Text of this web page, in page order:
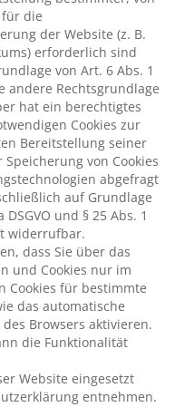
die
der Website (z. B.
erforderlich sind
von Art. 6 Abs. 1
andere Rechtsgrundlage
hat ein berechtigtes
Cookies zur
Bereitstellung seiner
von Cookies
abgefragt
auf Grundlage
und § 25 Abs. 1
widerrufbar.
dass Sie über das
und Cookies nur im
Cookies für bestimmte
das automatische
Browsers aktivieren.
die Funktionalität
Website eingesetzt
entnehmen.